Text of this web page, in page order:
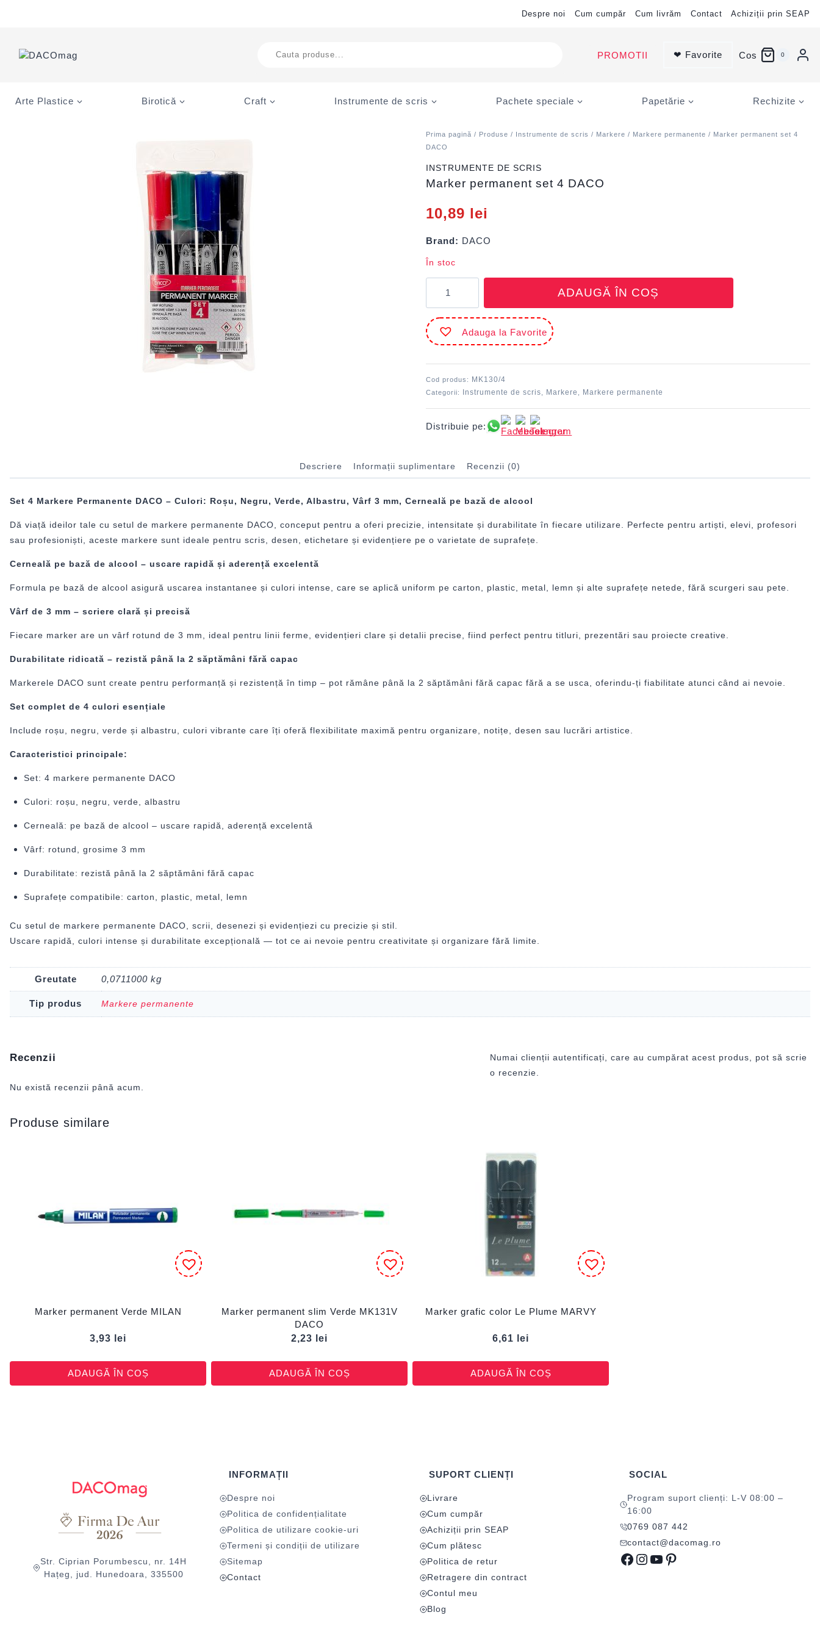
Despre noi Cum cumpăr Cum livrăm Contact Achiziții prin SEAP
search
PROMOTII ❤ Favorite Cos 0
Arte Plastice Birotică Craft Instrumente de scris Pachete speciale Papetărie Rechizite
Prima pagină / Produse / Instrumente de scris / Markere / Markere permanente / Marker permanent set 4
DACO
INSTRUMENTE DE SCRIS
Marker permanent set 4 DACO
10,89 lei
Brand: DACO
În stoc
Marker
permanent
set
4
DACO
ADAUGĂ ÎN COȘ
Adauga la Favorite
Cod produs: MK130/4
Categorii: Instrumente de scris Markere Markere permanente
Distribuie pe:
Descriere Informații suplimentare Recenzii (0)
Set 4 Markere Permanente DACO – Culori: Roșu, Negru, Verde, Albastru, Vârf 3 mm, Cerneală pe bază de alcool
Dă viață ideilor tale cu setul de markere permanente DACO, conceput pentru a oferi precizie, intensitate și durabilitate în fiecare utilizare. Perfecte pentru artiști, elevi, profesori
sau profesioniști, aceste markere sunt ideale pentru scris, desen, etichetare și evidențiere pe o varietate de suprafețe.
Cerneală pe bază de alcool – uscare rapidă și aderență excelentă
Formula pe bază de alcool asigură uscarea instantanee și culori intense, care se aplică uniform pe carton, plastic, metal, lemn și alte suprafețe netede, fără scurgeri sau pete.
Vârf de 3 mm – scriere clară și precisă
Fiecare marker are un vârf rotund de 3 mm, ideal pentru linii ferme, evidențieri clare și detalii precise, fiind perfect pentru titluri, prezentări sau proiecte creative.
Durabilitate ridicată – rezistă până la 2 săptămâni fără capac
Markerele DACO sunt create pentru performanță și rezistență în timp – pot rămâne până la 2 săptămâni fără capac fără a se usca, oferindu-ți fiabilitate atunci când ai nevoie.
Set complet de 4 culori esențiale
Include roșu, negru, verde și albastru, culori vibrante care îți oferă flexibilitate maximă pentru organizare, notițe, desen sau lucrări artistice.
Caracteristici principale:
Set: 4 markere permanente DACO
Culori: roșu, negru, verde, albastru
Cerneală: pe bază de alcool – uscare rapidă, aderență excelentă
Vârf: rotund, grosime 3 mm
Durabilitate: rezistă până la 2 săptămâni fără capac
Suprafețe compatibile: carton, plastic, metal, lemn
Cu setul de markere permanente DACO, scrii, desenezi și evidențiezi cu precizie și stil.
Uscare rapidă, culori intense și durabilitate excepțională — tot ce ai nevoie pentru creativitate și organizare fără limite.
Greutate 0,0711000 kg
Tip produs Markere permanente
Recenzii
Nu există recenzii până acum.
Numai clienții autentificați, care au cumpărat acest produs, pot să scrie
o recenzie.
Produse similare
Marker permanent Verde MILAN
3,93 lei
ADAUGĂ ÎN COȘ
Marker permanent slim Verde MK131V
DACO
2,23
lei
ADAUGĂ ÎN COȘ
Marker grafic color Le Plume MARVY
6,61 lei
ADAUGĂ ÎN COȘ
Str. Ciprian Porumbescu, nr. 14H
Hațeg, jud. Hunedoara, 335500
INFORMAȚII
Despre noi
Politica de confidențialitate
Politica de utilizare cookie-uri
Termeni și condiții de utilizare
Sitemap
Contact
SUPORT CLIENȚI
Livrare
Cum cumpăr
Achiziții prin SEAP
Cum plătesc
Politica de retur
Retragere din contract
Contul meu
Blog
SOCIAL
Program suport clienți: L-V 08:00 –
16:00
0769 087 442
contact@dacomag.ro
Facebook
Instagram
YouTube
Pinterest